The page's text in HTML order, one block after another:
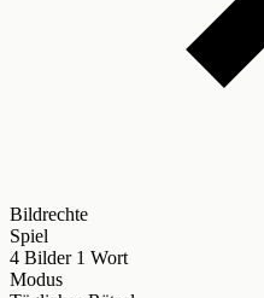
Bildrechte
Spiel
4 Bilder 1 Wort
Modus